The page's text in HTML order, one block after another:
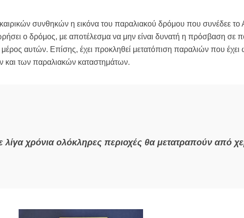
καιρικών συνθηκών η εικόνα του παραλιακού δρόμου που συνέδεε το
ο δρόμος, με αποτέλεσμα να μην είναι δυνατή η πρόσβαση σε
αυτών. Επίσης, έχει προκληθεί μετατόπιση παραλιών που έχει
και των παραλιακών καταστημάτων.
λίγα χρόνια ολόκληρες περιοχές θα μετατραπούν από